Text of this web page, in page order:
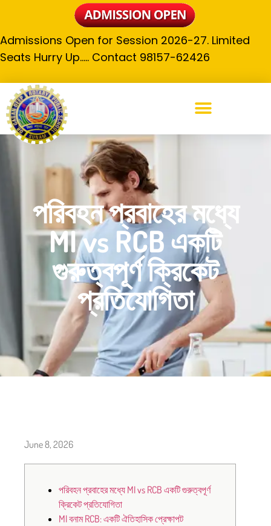
Admissions Open for Session 2026-27. Limited
Seats Hurry Up….. Contact 98157-62426
পরিবহন প্রবাহের মধ্যে
MI vs RCB একটি
গুরুত্বপূর্ণ ক্রিকেট
প্রতিযোগিতা
June 8, 2026
পরিবহন প্রবাহের মধ্যে MI vs RCB একটি গুরুত্বপূর্ণ
ক্রিকেট প্রতিযোগিতা
MI বনাম RCB: একটি ঐতিহাসিক প্রেক্ষাপট